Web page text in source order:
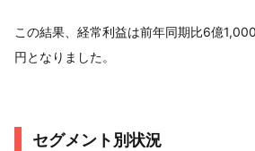
この結果、経常利益は前年同期比6億
円となりました。
セグメント別状況